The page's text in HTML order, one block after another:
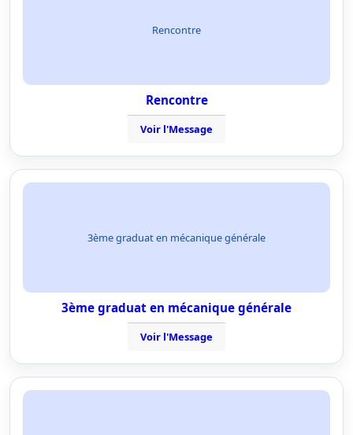
Rencontre
Rencontre
Voir l'Message
3ème graduat en mécanique générale
3ème graduat en mécanique générale
Voir l'Message